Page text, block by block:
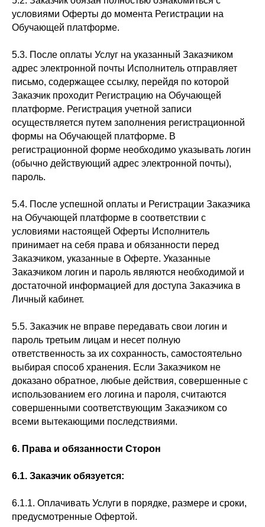
условиями Оферты до момента Регистрации на
Обучающей платформе.
5.3. После оплаты Услуг на указанный Заказчиком
адрес электронной почты Исполнитель отправляет
письмо, содержащее ссылку, перейдя по которой
Заказчик проходит Регистрацию на Обучающей
платформе. Регистрация учетной записи
осуществляется путем заполнения регистрационной
формы на Обучающей платформе. В
регистрационной форме необходимо указывать логин
(обычно действующий адрес электронной почты),
пароль.
5.4. После успешной оплаты и Регистрации Заказчика
на Обучающей платформе в соответствии с
условиями настоящей Оферты Исполнитель
принимает на себя права и обязанности перед
Заказчиком, указанные в Оферте. Указанные
Заказчиком логин и пароль являются необходимой и
достаточной информацией для доступа Заказчика в
Личный кабинет.
5.5. Заказчик не вправе передавать свои логин и
пароль третьим лицам и несет полную
ответственность за их сохранность, самостоятельно
выбирая способ хранения. Если Заказчиком не
доказано обратное, любые действия, совершенные с
использованием его логина и пароля, считаются
совершенными соответствующим Заказчиком со
всеми вытекающими последствиями.
6. Права и обязанности Сторон
6.1. Заказчик обязуется:
6.1.1. Оплачивать Услуги в порядке, размере и сроки,
предусмотренные Офертой.